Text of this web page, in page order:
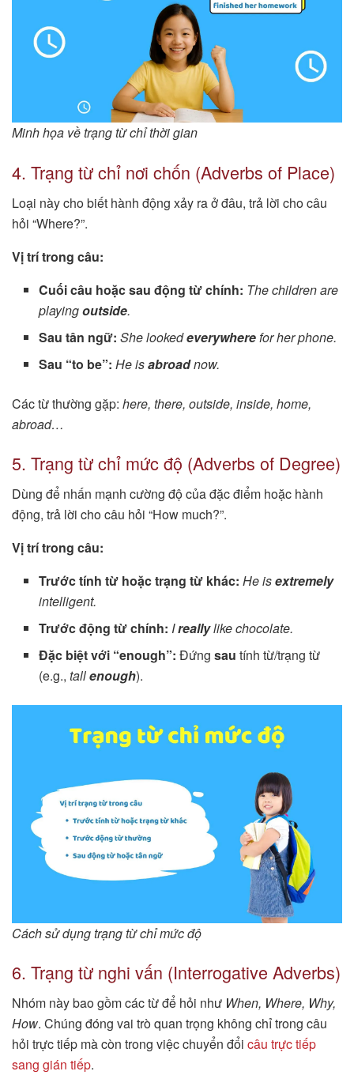
Minh họa về trạng từ chỉ thời gian
4. Trạng từ chỉ nơi chốn (Adverbs of Place)
Loại này cho biết hành động xảy ra ở đâu, trả lời cho câu
hỏi “Where?”.
Vị trí trong câu:
Cuối câu hoặc sau động từ chính: The children are
playingoutside.
Sau tân ngữ: She lookedeverywherefor her phone.
Sau “to be”: He isabroadnow.
Các từ thường gặp: here, there, outside, inside, home,
abroad…
5. Trạng từ chỉ mức độ (Adverbs of Degree)
Dùng để nhấn mạnh cường độ của đặc điểm hoặc hành
động, trả lời cho câu hỏi “How much?”.
Vị trí trong câu:
Trước tính từ hoặc trạng từ khác: He isextremely
intelligent.
Trước động từ chính: Ireallylike chocolate.
Đặc biệt với “enough”: Đứngsau tính từ/trạng từ
(e.g.,tallenough).
Cách sử dụng trạng từ chỉ mức độ
6. Trạng từ nghi vấn (Interrogative Adverbs)
Nhóm này bao gồm các từ để hỏi như When, Where, Why,
How. Chúng đóng vai trò quan trọng không chỉ trong câu
hỏi trực tiếp mà còn trong việc chuyển đổi câu trực tiếp
sang gián tiếp.